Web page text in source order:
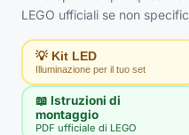
LEGO ufficiali se non
💡 Kit LED
Illuminazione per il tuo set
📖 Istruzioni di
montaggio
PDF ufficiale di LEGO